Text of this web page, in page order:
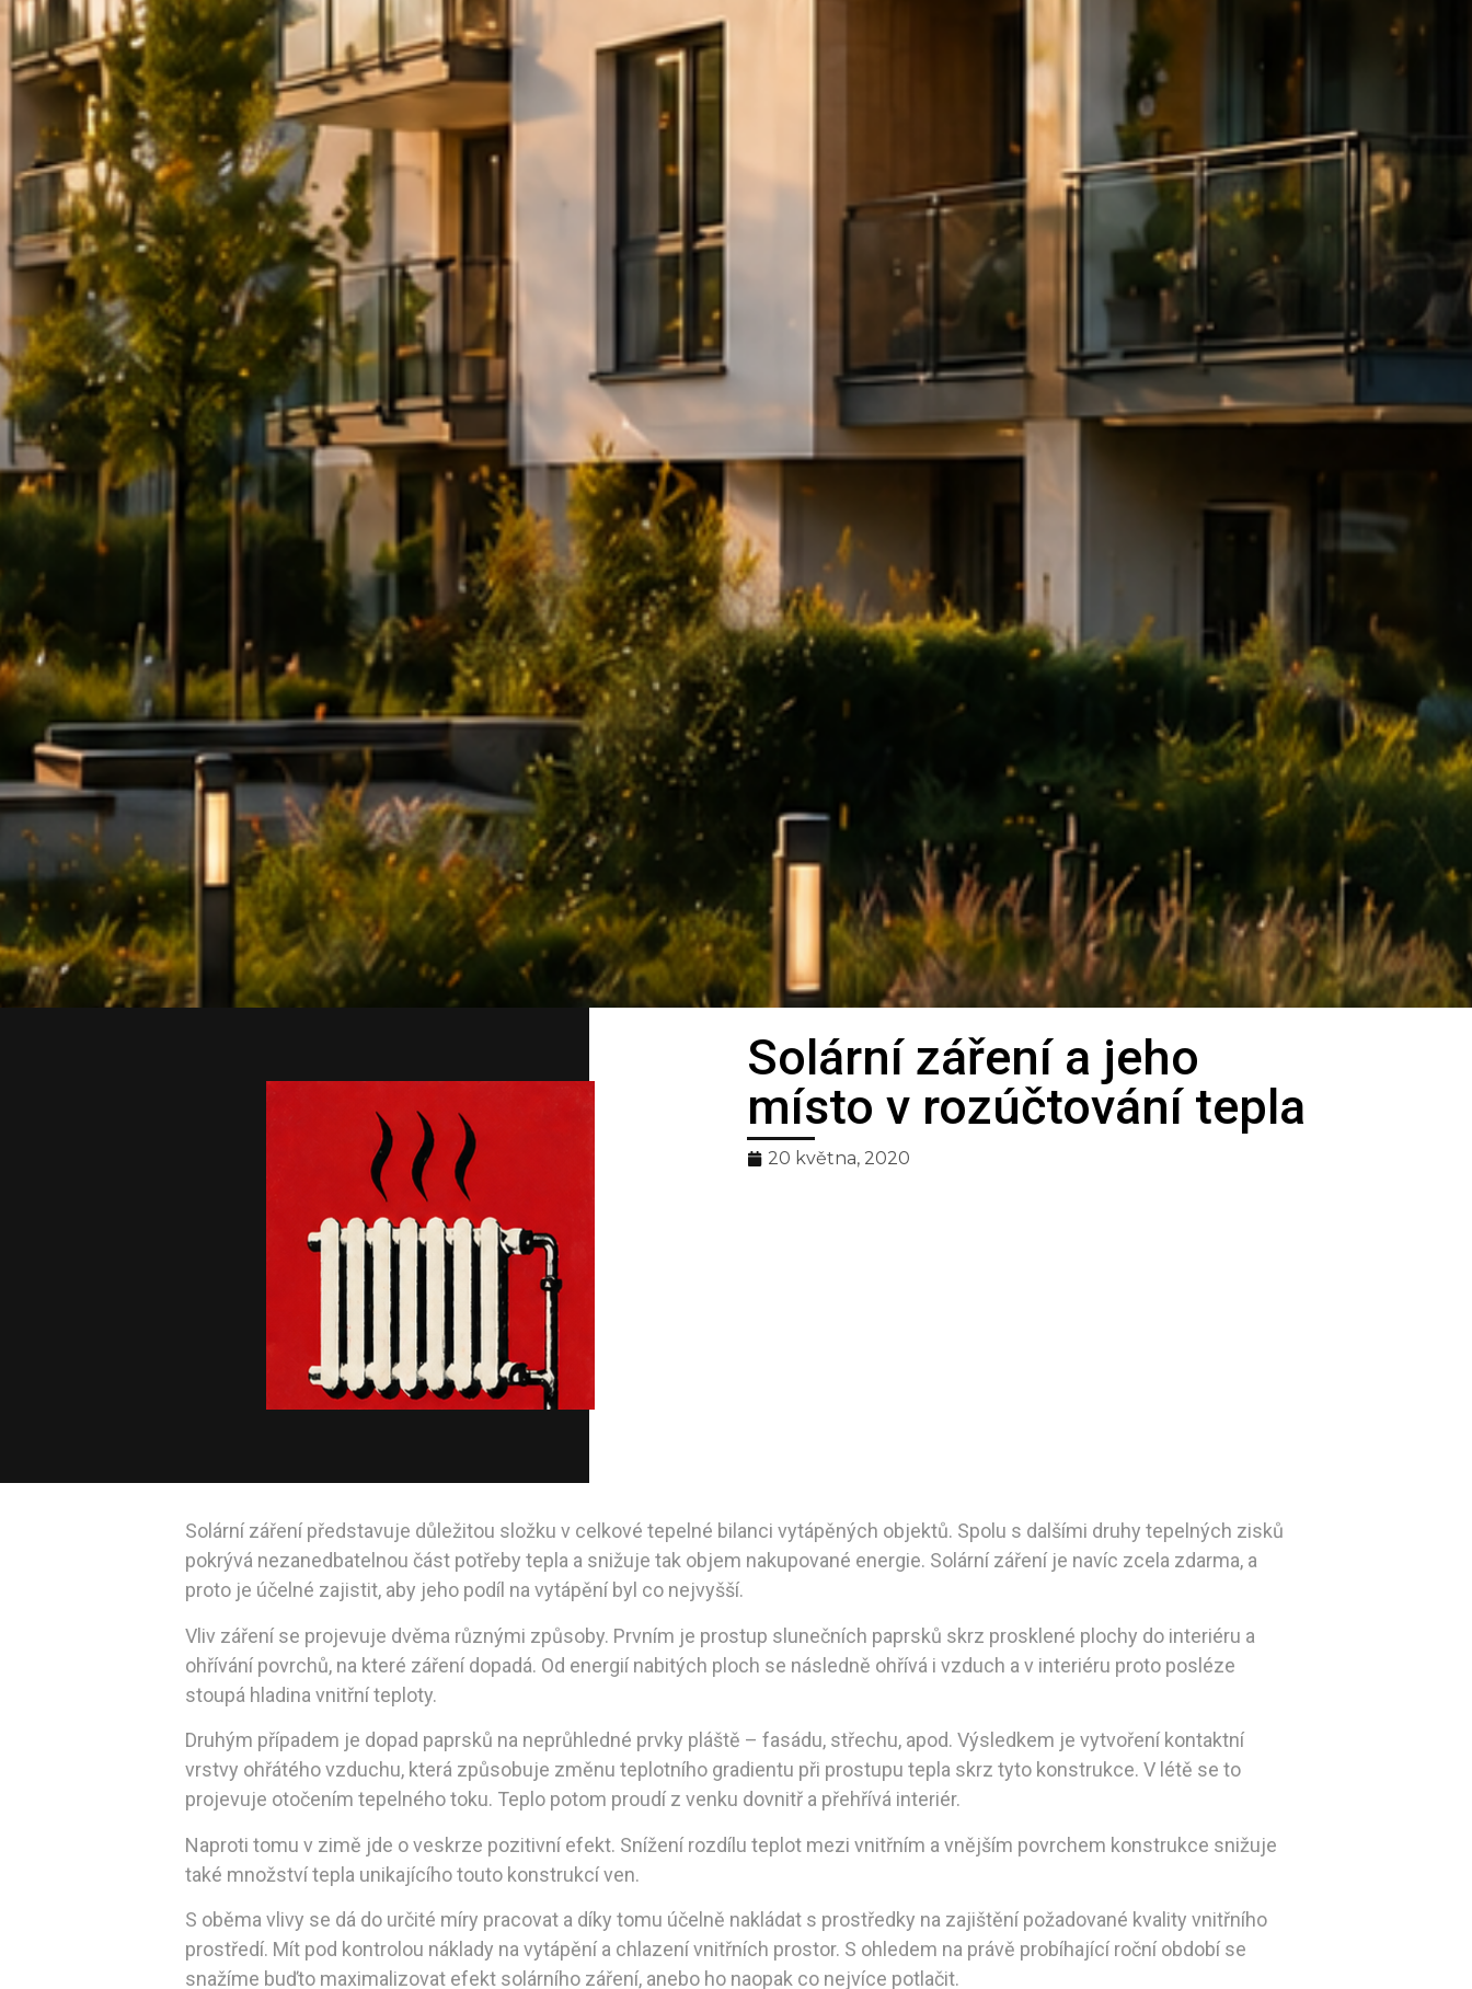
Bilanční
metoda
pro spravedlivé rozúčtování tepla
Solární záření a jeho
místo v rozúčtování tepla
20 května, 2020
Solární záření představuje důležitou složku v celkové tepelné bilanci vytápěných objektů. Spolu s dalšími druhy tepelných zisků
pokrývá nezanedbatelnou část potřeby tepla a snižuje tak objem nakupované energie. Solární záření je navíc zcela zdarma, a
proto je účelné zajistit, aby jeho podíl na vytápění byl co nejvyšší.
Vliv záření se projevuje dvěma různými způsoby. Prvním je prostup slunečních paprsků skrz prosklené plochy do interiéru a
ohřívání povrchů, na které záření dopadá. Od energií nabitých ploch se následně ohřívá i vzduch a v interiéru proto posléze
stoupá hladina vnitřní teploty.
Druhým případem je dopad paprsků na neprůhledné prvky pláště – fasádu, střechu, apod. Výsledkem je vytvoření kontaktní
vrstvy ohřátého vzduchu, která způsobuje změnu teplotního gradientu při prostupu tepla skrz tyto konstrukce. V létě se to
projevuje otočením tepelného toku. Teplo potom proudí z venku dovnitř a přehřívá interiér.
Naproti tomu v zimě jde o veskrze pozitivní efekt. Snížení rozdílu teplot mezi vnitřním a vnějším povrchem konstrukce snižuje
také množství tepla unikajícího touto konstrukcí ven.
S oběma vlivy se dá do určité míry pracovat a díky tomu účelně nakládat s prostředky na zajištění požadované kvality vnitřního
prostředí. Mít pod kontrolou náklady na vytápění a chlazení vnitřních prostor. S ohledem na právě probíhající roční období se
snažíme buďto maximalizovat efekt solárního záření, anebo ho naopak co nejvíce potlačit.